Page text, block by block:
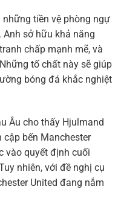
tiền vệ phòng ngự
Anh sở hữu khả năng
chấp mạnh mẽ, và
tố chất này sẽ giúp
bóng đá khắc nghiệt
Âu cho thấy Hjulmand
cập bến Manchester
vào quyết định cuối
nhiên, với đề nghị cụ
United đang nắm